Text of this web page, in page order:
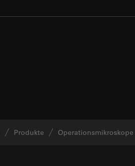
Produkte Operationsmikroskope